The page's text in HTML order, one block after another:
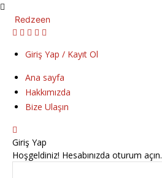
Redzeen
Giriş Yap / Kayıt Ol
Ana sayfa
Hakkımızda
Bize Ulaşın
Giriş Yap
Hoşgeldiniz! Hesabınızda oturum açın.